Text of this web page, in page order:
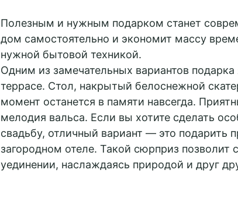
Полезным и нужным подарком станет
дом самостоятельно и экономит массу
нужной бытовой техникой.
Одним из замечательных вариантов
террасе. Стол, накрытый белоснежной
момент останется в памяти навсегда.
мелодия вальса. Если вы хотите сделать
свадьбу, отличный вариант — это подарить
загородном отеле. Такой сюрприз позволит
уединении, наслаждаясь природой и друг